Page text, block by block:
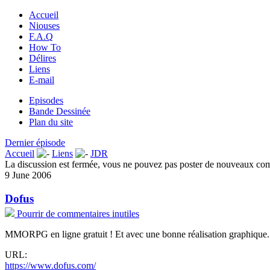
Accueil
Niouses
F.A.Q
How To
Délires
Liens
E-mail
Episodes
Bande Dessinée
Plan du site
Dernier épisode
Accueil
Liens
JDR
La discussion est fermée, vous ne pouvez pas poster de nouveaux
9 June 2006
Dofus
Pourrir de commentaires inutiles
MMORPG en ligne gratuit ! Et avec une bonne réalisation graphique.
URL:
https://www.dofus.com/